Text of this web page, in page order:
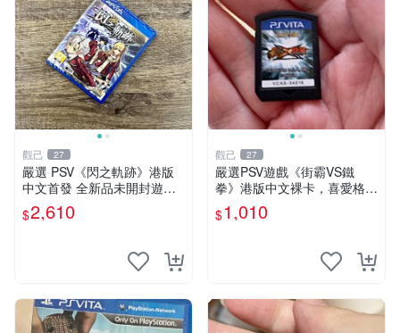
觀己 27
嚴選 PSV《閃之軌跡》港版
中文首發 全新品未開封遊戲
機 閃之軌跡 港版 中文 版本
$2,610
觀己 27
嚴選PSV遊戲《街霸VS鐵
拳》港版中文裸卡，喜愛格鬥
遊戲收藏推薦，全新未拆封嚴
密封存。格鬥迷必備佳作。
$1,010